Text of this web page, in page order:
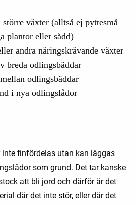
växter (alltså ej pyttesmå
plantor eller sådd)
andra näringskrävande växter
breda odlingsbäddar
odlingsbäddar
i nya odlingslådor
finfördelas utan kan läggas
som grund. Det tar kanske
att bli jord och därför är det
där det inte stör, eller där det